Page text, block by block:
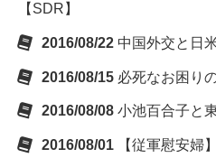
【SDR】
2016/08/22 中国外交と日
2016/08/15 必死なお困り
2016/08/08 小池百合子と
2016/08/01
【従軍慰安婦